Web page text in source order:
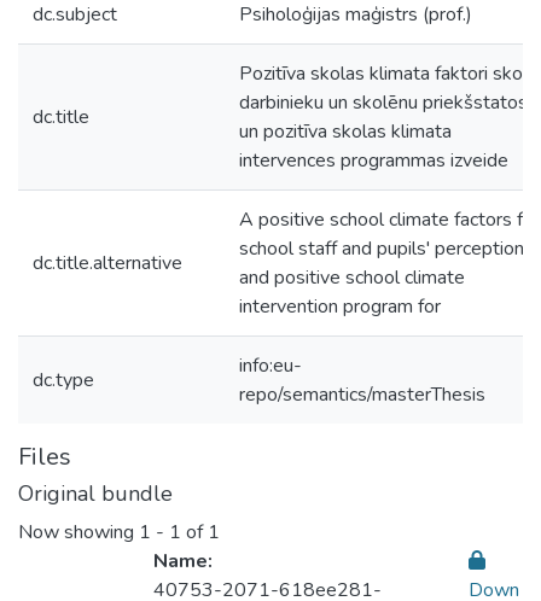
dc.subject Psiholoģijas maģistrs (prof.)
dc.title
Pozitīva skolas klimata faktori skolu
darbinieku un skolēnu priekšstatos
un pozitīva skolas klimata
intervences programmas izveide
dc.title.alternative
A positive school climate factors for
school staff and pupils' perceptions
and positive school climate
intervention program for
dc.type
info:eu-
repo/semantics/masterThesis
Files
Original bundle
Now showing 1 - 1 of 1
Name:
40753-2071-618ee281-
Down